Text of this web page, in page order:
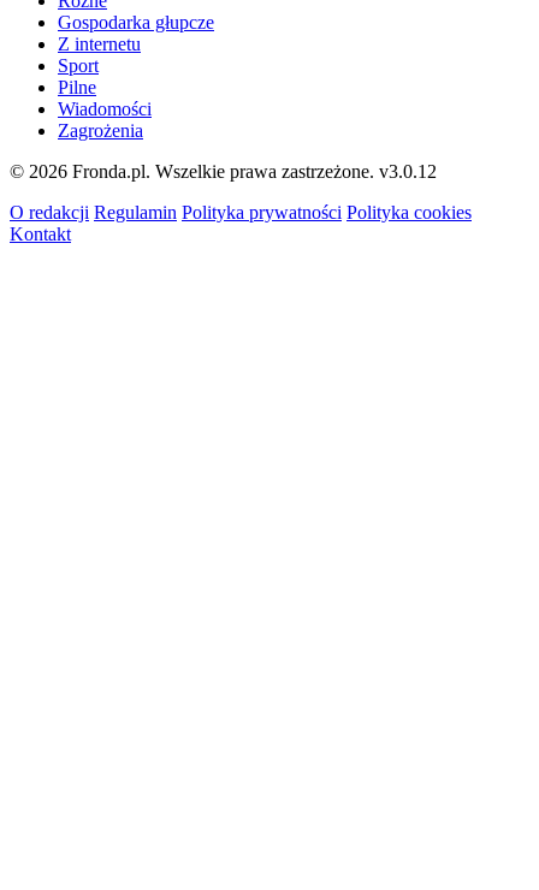
Gospodarka głupcze
Z internetu
Sport
Pilne
Wiadomości
Zagrożenia
© 2026 Fronda.pl. Wszelkie prawa zastrzeżone. v3.0.12
O redakcji Regulamin Polityka prywatności Polityka cookies
Kontakt